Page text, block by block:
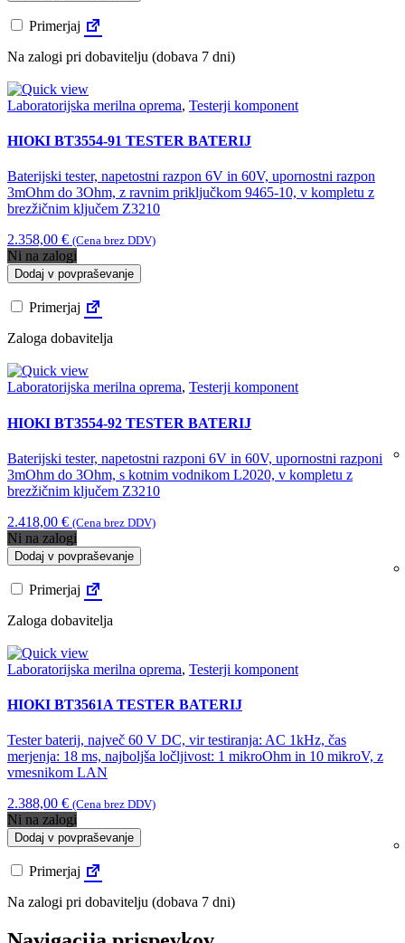
Primerjaj
Na zalogi pri dobavitelju (dobava 7 dni)
Laboratorijska merilna oprema, Testerji komponent
HIOKI BT3554-91 TESTER BATERIJ
Baterijski tester, napetostni razpon 6V in 60V, upornostni razpon
3mOhm do 3Ohm, z ravnim priključkom 9465-10, v kompletu z
brezžičnim ključem Z3210
2.358,00 € (Cena brez DDV)
Ni na zalogi
Dodaj v povpraševanje
Primerjaj
Zaloga dobavitelja
Laboratorijska merilna oprema, Testerji komponent
HIOKI BT3554-92 TESTER BATERIJ
Baterijski tester, napetostni razponi 6V in 60V, upornostni razponi
3mOhm do 3Ohm, s kotnim vodnikom L2020, v kompletu z
brezžičnim ključem Z3210
2.418,00 € (Cena brez DDV)
Ni na zalogi
Dodaj v povpraševanje
Primerjaj
Zaloga dobavitelja
Laboratorijska merilna oprema, Testerji komponent
HIOKI BT3561A TESTER BATERIJ
Tester baterij, največ 60 V DC, vir testiranja: AC 1kHz, čas
merjenja: 18 ms, najboljša ločljivost: 1 mikroOhm in 10 mikroV, z
vmesnikom LAN
2.388,00 € (Cena brez DDV)
Ni na zalogi
Dodaj v povpraševanje
Primerjaj
Na zalogi pri dobavitelju (dobava 7 dni)